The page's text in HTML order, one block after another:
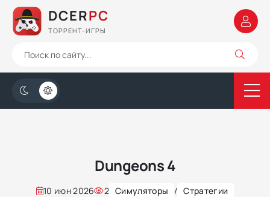
DCERPC
ТОРРЕНТ-ИГРЫ
Dungeons 4
10 июн 2026 2 Симуляторы / Стратегии